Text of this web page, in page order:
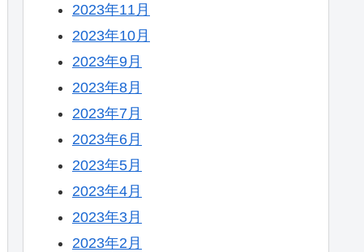
2023年11月
2023年10月
2023年9月
2023年8月
2023年7月
2023年6月
2023年5月
2023年4月
2023年3月
2023年2月